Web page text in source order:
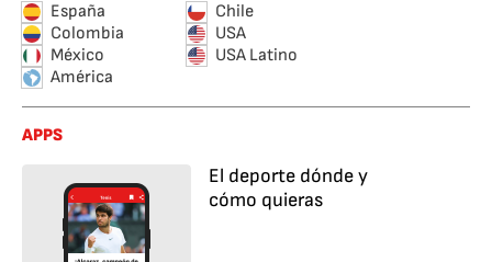
España
Chile
Colombia
USA
México
USA Latino
América
APPS
El deporte dónde y
cómo quieras